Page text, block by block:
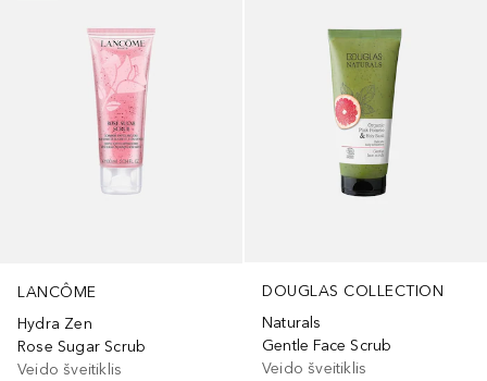
LANCÔME
Hydra Zen
Rose Sugar Scrub
Veido šveitiklis
DOUGLAS COLLECTION
Naturals
Gentle Face Scrub
Veido šveitiklis